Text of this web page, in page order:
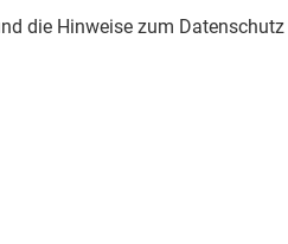
die Hinweise zum Datenschutz